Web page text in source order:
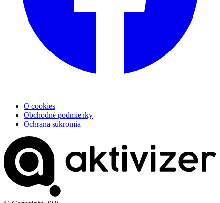
O cookies
Obchodné podmienky
Ochrana súkromia